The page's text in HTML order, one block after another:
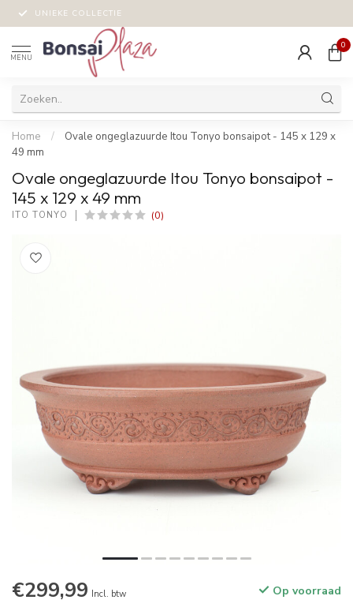
UNIEKE COLLECTIE
MENU
0
Home /
Ovale ongeglazuurde Itou Tonyo bonsaipot - 145 x 129 x
49 mm
Ovale ongeglazuurde Itou Tonyo bonsaipot -
145 x 129 x 49 mm
ITO TONYO (0)
€299,99 Incl. btw Op voorraad